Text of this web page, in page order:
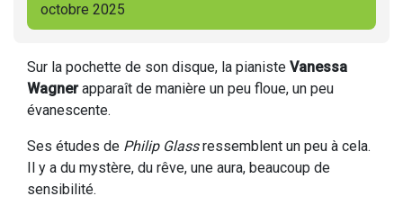
octobre 2025
Sur la pochette de son disque, la pianiste Vanessa
Wagnerapparaît de manière un peu floue, un peu
évanescente.
Ses études de Philip Glassressemblent un peu à cela.
Il y a du mystère, du rêve, une aura, beaucoup de
sensibilité.